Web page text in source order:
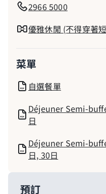
2966 5000
優雅休閒 (不得穿著
菜單
自選餐單
Déjeuner Semi-
日
Déjeuner Semi-
日, 30日
預訂